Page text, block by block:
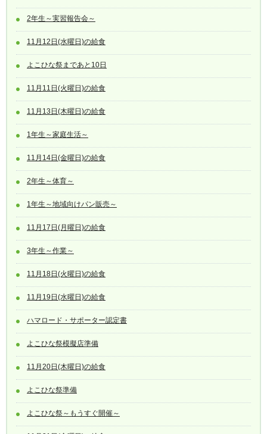
2年生～実習報告会～
11月12日(水曜日)の給食
よこひな祭まであと10日
11月11日(火曜日)の給食
11月13日(木曜日)の給食
1年生～家庭生活～
11月14日(金曜日)の給食
2年生～体育～
1年生～地域向けパン販売～
11月17日(月曜日)の給食
3年生～作業～
11月18日(火曜日)の給食
11月19日(水曜日)の給食
ハマロード・サポーター認定書
よこひな祭模擬店準備
11月20日(木曜日)の給食
よこひな祭準備
よこひな祭～もうすぐ開催～